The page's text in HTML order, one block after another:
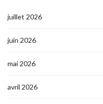
juillet 2026
juin 2026
mai 2026
avril 2026